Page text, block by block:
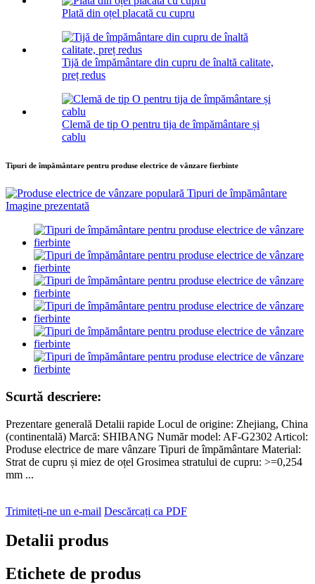
Plată din oțel placată cu cupru
Tijă de împământare din cupru de înaltă calitate,
preț redus
Clemă de tip O pentru tija de împământare și
cablu
Tipuri de împământare pentru produse electrice de vânzare fierbinte
Scurtă descriere:
Prezentare generală Detalii rapide Locul de origine: Zhejiang, China
(continentală) Marcă: SHIBANG Număr model: AF-G2302 Articol:
Produse electrice de mare vânzare Tipuri de împământare Material:
Strat de cupru și miez de oțel Grosimea stratului de cupru: >=0,254
mm ...
Trimiteți-ne un e-mail Descărcați ca PDF
Detalii produs
Etichete de produs